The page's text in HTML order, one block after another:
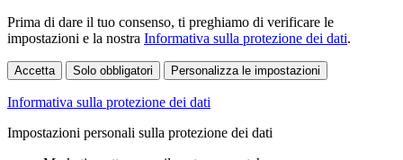
Prima di dare il tuo consenso, ti preghiamo di verificare le
impostazioni e la nostra Informativa sulla protezione dei dati.
Accetta Solo obbligatori Personalizza le impostazioni
Informativa sulla protezione dei dati
Impostazioni personali sulla protezione dei dati